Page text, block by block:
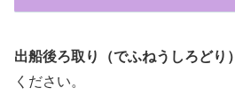
出船後ろ取り（でふねうしろどり）
ください。